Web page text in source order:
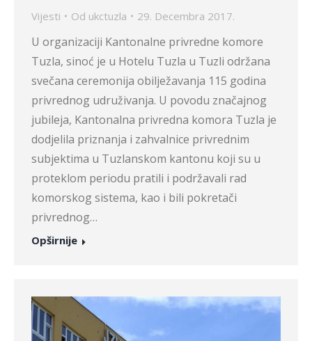
Vijesti Od ukctuzla 29. Decembra 2017.
U organizaciji Kantonalne privredne komore
Tuzla, sinoć je u Hotelu Tuzla u Tuzli održana
svečana ceremonija obilježavanja 115 godina
privrednog udruživanja. U povodu značajnog
jubileja, Kantonalna privredna komora Tuzla je
dodjelila priznanja i zahvalnice privrednim
subjektima u Tuzlanskom kantonu koji su u
proteklom periodu pratili i podržavali rad
komorskog sistema, kao i bili pokretači
privrednog…
Opširnije